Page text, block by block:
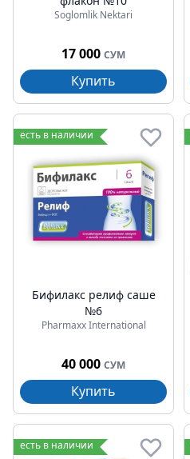
Soglomlik Nektari
17 000 СУМ
Купить
есть в наличии
Бифилакс релиф саше
№6
Pharmaxx International
40 000 СУМ
Купить
есть в наличии